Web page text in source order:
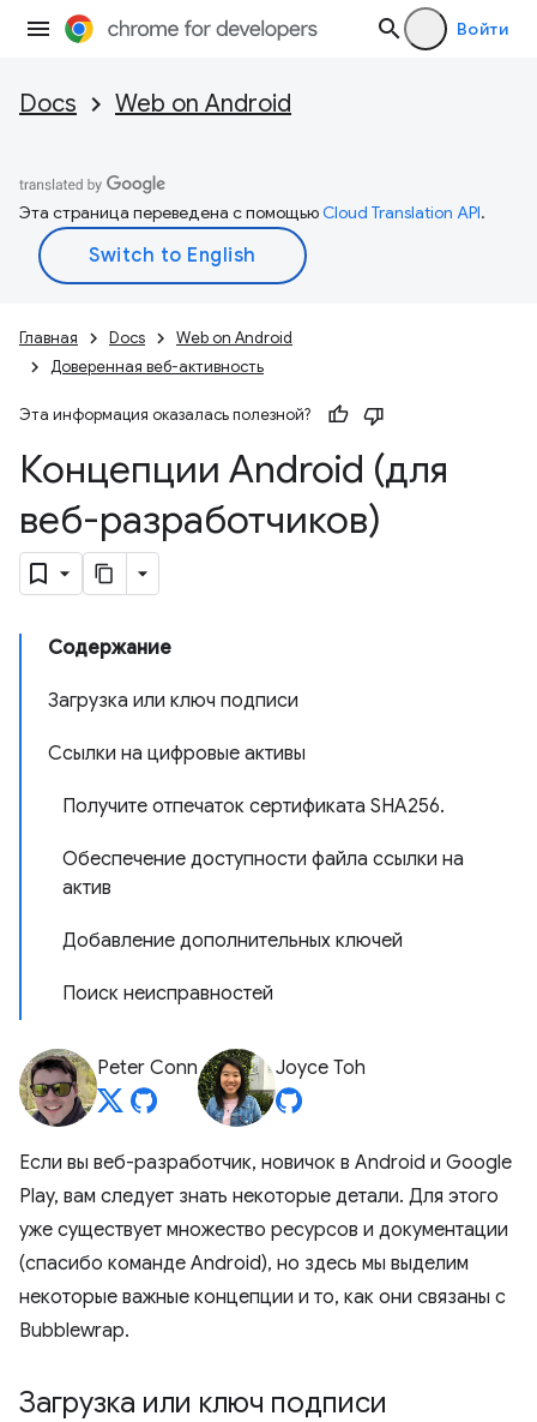
Войти
Docs Web on Android
Эта страница переведена с помощьюCloud Translation API.
Главная Docs
Web on Android
Доверенная веб-активность
Эта информация оказалась полезной?
Концепции Android (для
веб-разработчиков)
Содержание
Загрузка или ключ подписи
Ссылки на цифровые активы
Получите отпечаток сертификата SHA256.
Обеспечение доступности файла ссылки на
актив
Добавление дополнительных ключей
Поиск неисправностей
Peter Conn Joyce Toh
Если вы веб-разработчик, новичок в Android и Google
Play, вам следует знать некоторые детали. Для этого
уже существует множество ресурсов и документации
(спасибо команде Android), но здесь мы выделим
некоторые важные концепции и то, как они связаны с
Bubblewrap.
Загрузка или ключ подписи